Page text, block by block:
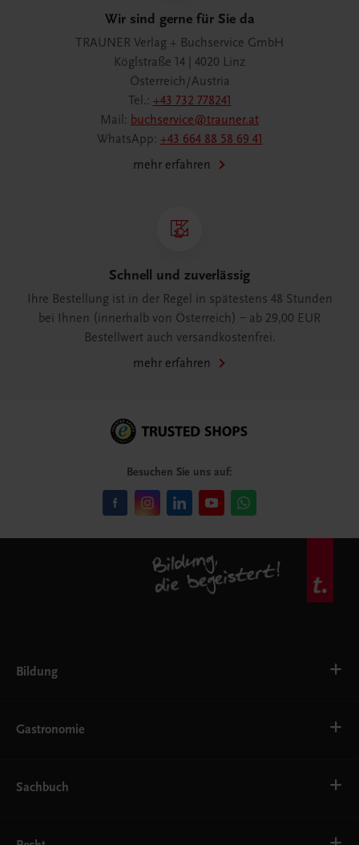
Wir sind gerne für Sie da
TRAUNER Verlag + Buchservice GmbH
Köglstraße 14 | 4020 Linz
Österreich/Austria
Tel.: +43 732 778241
Mail: buchservice@trauner.at
WhatsApp: +43 664 88 58 69 41
mehr erfahren
Schnell und zuverlässig
Ihre Bestellung ist in der Regel in spätestens 48 Stunden
bei Ihnen (innerhalb von Österreich) – ab 29,00 EUR
Bestellwert auch versandkostenfrei.
mehr erfahren
Besuchen Sie uns auf:
Bildung
AHS
EWF/ZWF
FW
Gastronomie
Getränke
Service
Sachbuch